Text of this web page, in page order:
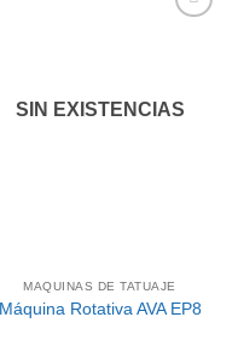
SIN EXISTENCIAS
MAQUINAS DE TATUAJE
Máquina Rotativa AVA EP8